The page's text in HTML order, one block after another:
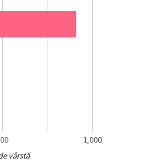
1,000
vârstă